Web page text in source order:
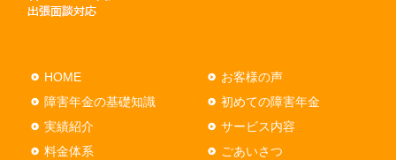
HOME
お客様の声
障害年金の基礎知識
初めての障害年金
実績紹介
サービス内容
料金体系
ごあいさつ